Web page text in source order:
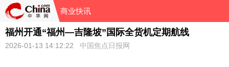
商业快讯
福州开通“福州—吉隆坡”国际全货机定期航线
2026-01-13 14:12:22 中国焦点日报网